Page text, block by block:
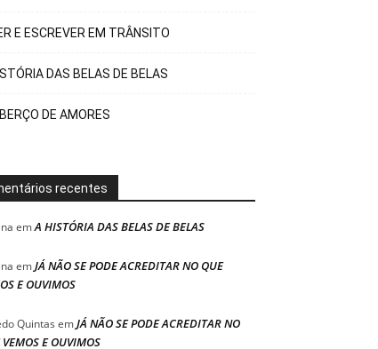
E ESCREVER EM TRÂNSITO
DAS BELAS DE BELAS
DE AMORES
recentes
emA HISTÓRIA DAS BELAS DE BELAS
emJÁ NÃO SE PODE ACREDITAR NO QUE
E OUVIMOS
Quintas emJÁ NÃO SE PODE ACREDITAR NO
E OUVIMOS